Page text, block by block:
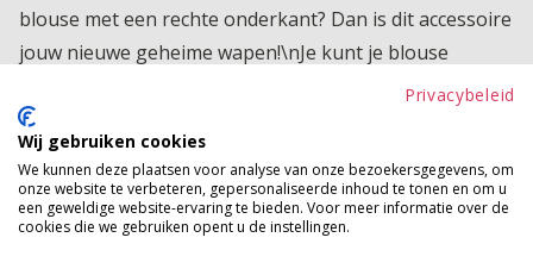
blouse met een rechte onderkant? Dan is dit accessoire
jouw nieuwe geheime wapen!\nJe kunt je blouse
precies laten blousen op de plek waar dat voor jouw
figuur het mooiste uitkomt, zodat je taille subtiel
geaccentueerd wordt en je look net wat speelser en
vrouwelijker oogt. Daarnaast is de clip perfect om een
sjaal elegant vast te zetten of extra flair te geven. De
Privacybeleid
Wij gebruiken cookies
We kunnen deze plaatsen voor analyse van onze bezoekersgegevens, om
onze website te verbeteren, gepersonaliseerde inhoud te tonen en om u
een geweldige website-ervaring te bieden. Voor meer informatie over de
cookies die we gebruiken opent u de instellingen.